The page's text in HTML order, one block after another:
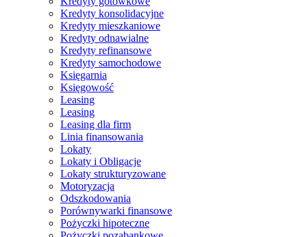
Kredyty konsolidacyjne
Kredyty mieszkaniowe
Kredyty odnawialne
Kredyty refinansowe
Kredyty samochodowe
Księgarnia
Księgowość
Leasing
Leasing
Leasing dla firm
Linia finansowania
Lokaty
Lokaty i Obligacje
Lokaty strukturyzowane
Motoryzacja
Odszkodowania
Porównywarki finansowe
Pożyczki hipoteczne